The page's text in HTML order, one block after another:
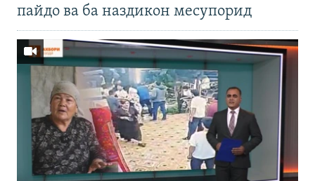
пайдо ва ба наздикон месупорид